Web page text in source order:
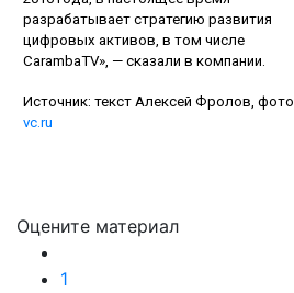
разрабатывает стратегию развития
цифровых активов, в том числе
CarambaTV», — сказали в компании.
Источник: текст Алексей Фролов, фото
vc.ru
Оцените материал
1